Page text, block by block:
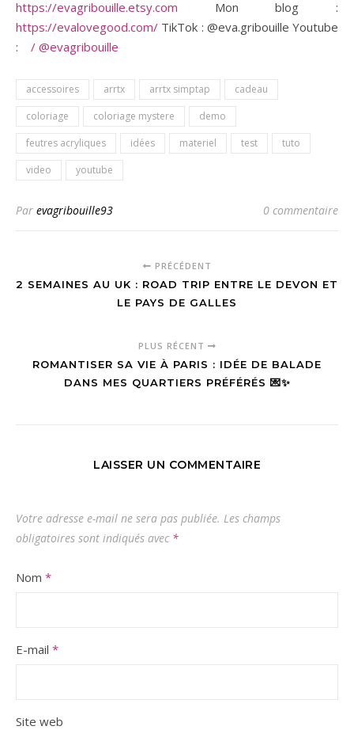
https://evagribouille.etsy.com Mon blog :
https://evalovegood.com/ TikTok : @eva.gribouille Youtube
:
/ @evagribouille
accessoires arrtx arrtx simptap
cadeau
coloriage
coloriage mystere
demo
feutres acryliques
idées materiel test
tuto
video
youtube
Par evagribouille93 0 commentaire
PRÉCÉDENT
2 SEMAINES AU UK : ROAD TRIP ENTRE LE DEVON ET
LE PAYS DE GALLES
PLUS RÉCENT
ROMANTISER SA VIE À PARIS : IDÉE DE BALADE
DANS MES QUARTIERS PRÉFÉRÉS 💌✨
LAISSER UN COMMENTAIRE
Votre adresse e-mail ne sera pas publiée. Les champs
obligatoires sont indiqués avec *
Nom *
E-mail *
Site web